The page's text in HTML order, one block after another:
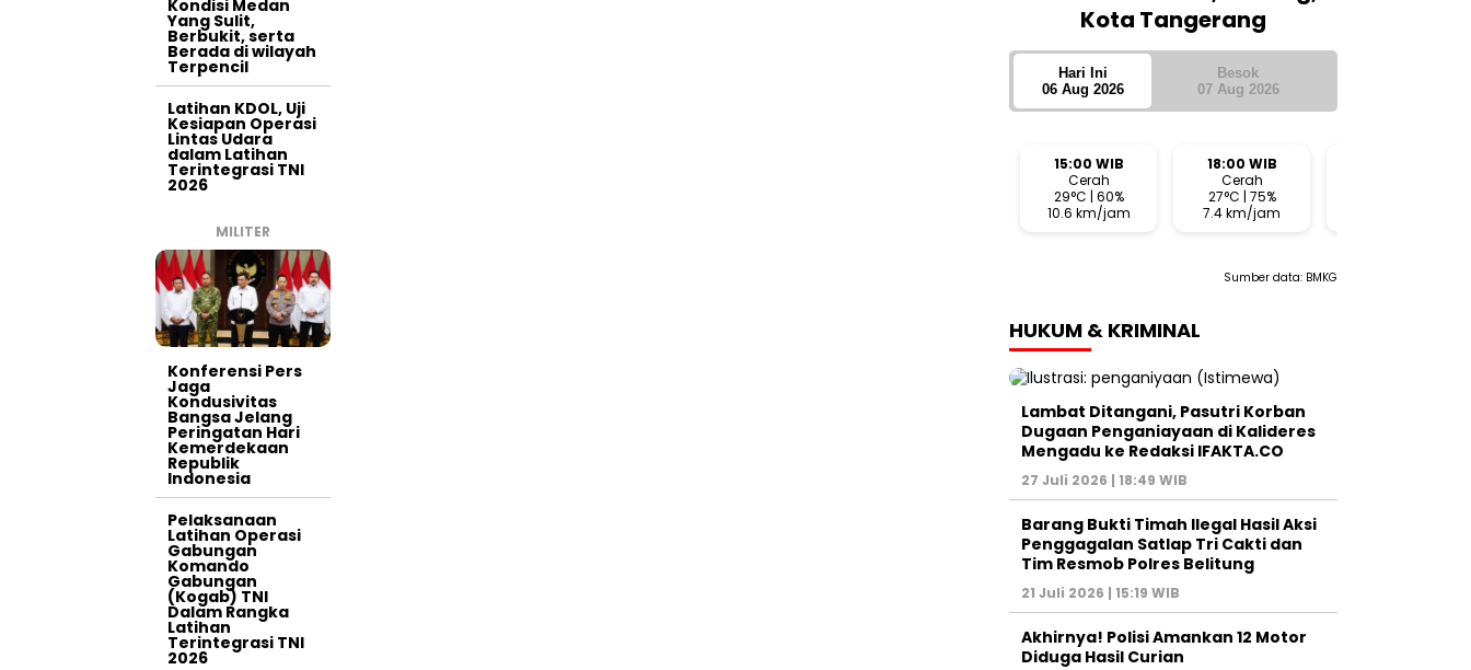
Kondisi Medan
Yang Sulit,
Berbukit, serta
Berada di wilayah
Terpencil
Latihan KDOL, Uji
Kesiapan Operasi
Lintas Udara
dalam Latihan
Terintegrasi TNI
2026
MILITER
Konferensi Pers
Jaga
Kondusivitas
Bangsa Jelang
Peringatan Hari
Kemerdekaan
Republik
Indonesia
Pelaksanaan
Latihan Operasi
Gabungan
Komando
Gabungan
(Kogab) TNI
Dalam Rangka
Latihan
Terintegrasi TNI
2026
Kota Tangerang
Hari Ini
06 Aug 2026
Besok
07 Aug 2026
15:00 WIB
Cerah
29°C | 60%
10.6 km/jam
18:00 WIB
Cerah
27°C | 75%
7.4 km/jam
Sumber data: BMKG
HUKUM & KRIMINAL
Lambat Ditangani, Pasutri Korban
Dugaan Penganiayaan di Kalideres
Mengadu ke Redaksi IFAKTA.CO
27 Juli 2026 | 18:49 WIB
Barang Bukti Timah Ilegal Hasil Aksi
Penggagalan Satlap Tri Cakti dan
Tim Resmob Polres Belitung
21 Juli 2026 | 15:19 WIB
Akhirnya! Polisi Amankan 12 Motor
Diduga Hasil Curian